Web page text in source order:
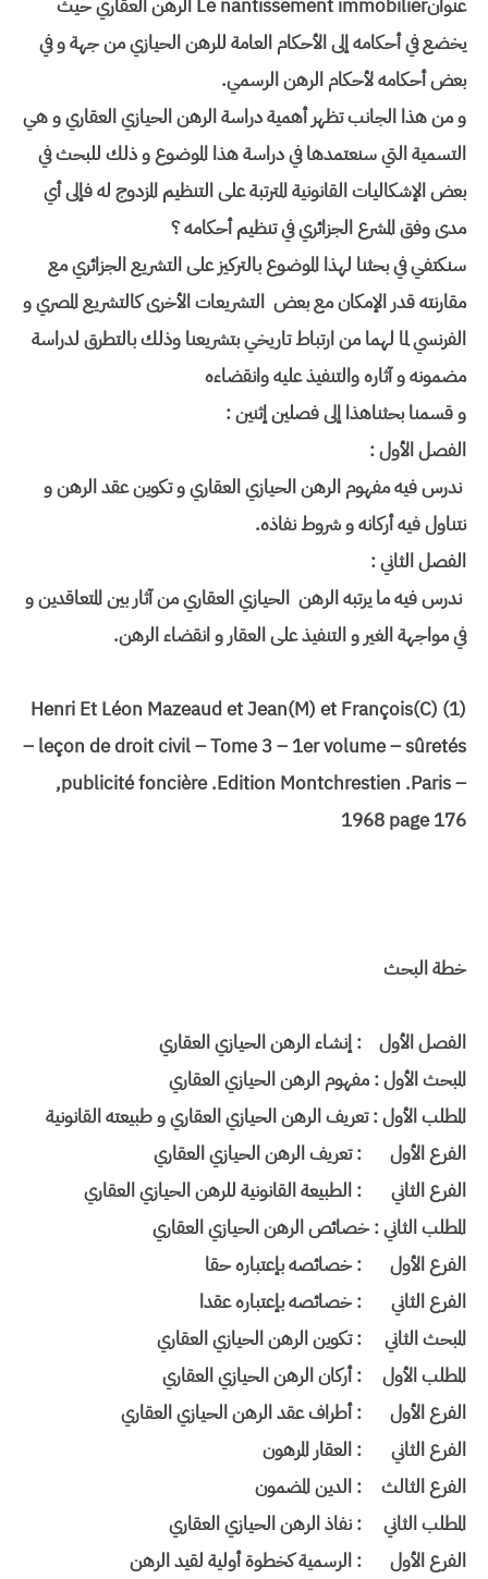
عنوانLe nantissement immobilier الرهن العقاري حيث
يخضع في أحكامه إلى الأحكام العامة للرهن الحيازي من جهة و في
بعض أحكامه لأحكام الرهن الرسمي.
و من هذا الجانب تظهر أهمية دراسة الرهن الحيازي العقاري و هي
التسمية التي سنعتمدها في دراسة هذا الموضوع و ذلك للبحث في
بعض الإشكاليات القانونية المترتبة على التنظيم المزدوج له فإلى أي
مدى وفق المشرع الجزائري في تنظيم أحكامه ؟
سنكتفي في بحثنا لهذا الموضوع بالتركيز على التشريع الجزائري مع
مقارنته قدر الإمكان مع بعض التشريعات الأخرى كالتشريع المصري و
الفرنسي لما لهما من ارتباط تاريخي بتشريعنا وذلك بالتطرق لدراسة
مضمونه و آثاره والتنفيذ عليه وانقضاءه
و قسمنا بحثناهذا إلى فصلين إثنين :
الفصل الأول :
ندرس فيه مفهوم الرهن الحيازي العقاري و تكوين عقد الرهن و
نتناول فيه أركانه و شروط نفاذه.
الفصل الثاني :
ندرس فيه ما يرتبه الرهن الحيازي العقاري من آثار بين المتعاقدين و
في مواجهة الغير و التنفيذ على العقار و انقضاء الرهن.
(1) Henri Et Léon Mazeaud et Jean(M) et François(C)
– leçon de droit civil – Tome 3 – 1er volume – sûretés
,publicité foncière .Edition Montchrestien .Paris –
1968 page 176
خطة البحث
الفصل الأول
: إنشاء الرهن الحيازي العقاري
المبحث الأول : مفهوم الرهن الحيازي العقاري
المطلب الأول : تعريف الرهن الحيازي العقاري و طبيعته القانونية
الفرع الأول
: تعريف الرهن الحيازي العقاري
الفرع الثاني
: الطبيعة القانونية للرهن الحيازي العقاري
المطلب الثاني : خصائص الرهن الحيازي العقاري
الفرع الأول
: خصائصه بإعتباره حقا
الفرع الثاني
: خصائصه بإعتباره عقدا
المبحث الثاني
: تكوين الرهن الحيازي العقاري
المطلب الأول
: أركان الرهن الحيازي العقاري
الفرع الأول
: أطراف عقد الرهن الحيازي العقاري
الفرع الثاني
: العقار المرهون
الفرع الثالث
: الدين المضمون
المطلب الثاني
: نفاذ الرهن الحيازي العقاري
الفرع الأول
: الرسمية كخطوة أولية لقيد الرهن